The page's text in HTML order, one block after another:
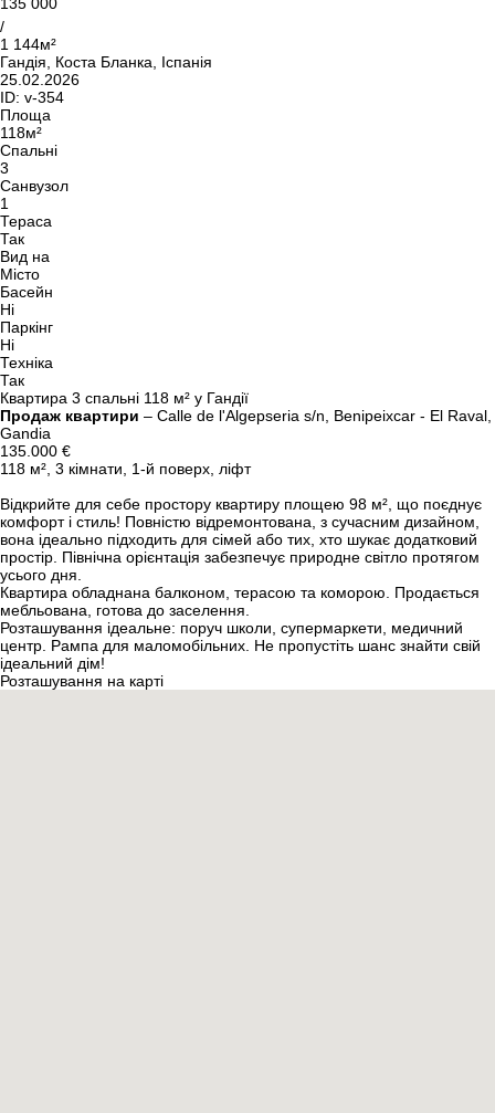
/
1 144м²
Гандія, Коста Бланка, Іспанія
25.02.2026
ID: v-354
Площа
118м²
Спальні
3
Санвузол
1
Тераса
Так
Вид на
Місто
Басейн
Ні
Паркінг
Ні
Техніка
Так
Квартира 3 спальні 118 м² у Гандії
Продаж квартири – Calle de l'Algepseria s/n, Benipeixcar - El Raval,
Gandia
135.000 €
118 м², 3 кімнати, 1-й поверх, ліфт
Відкрийте для себе простору квартиру площею 98 м², що поєднує
комфорт і стиль! Повністю відремонтована, з сучасним дизайном,
вона ідеально підходить для сімей або тих, хто шукає додатковий
простір. Північна орієнтація забезпечує природне світло протягом
усього дня.
Квартира обладнана балконом, терасою та коморою. Продається
мебльована, готова до заселення.
Розташування ідеальне: поруч школи, супермаркети, медичний
центр. Рампа для маломобільних. Не пропустіть шанс знайти свій
ідеальний дім!
Розташування на карті